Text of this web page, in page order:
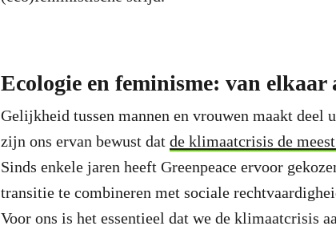
Ecologie en feminisme: van
Gelijkheid tussen mannen en vrouwen maakt deel
zijn ons ervan bewust dat de klimaatcrisis de
Sinds enkele jaren heeft Greenpeace ervoor
transitie te combineren met sociale
Voor ons is het essentieel dat we de klimaatcrisis